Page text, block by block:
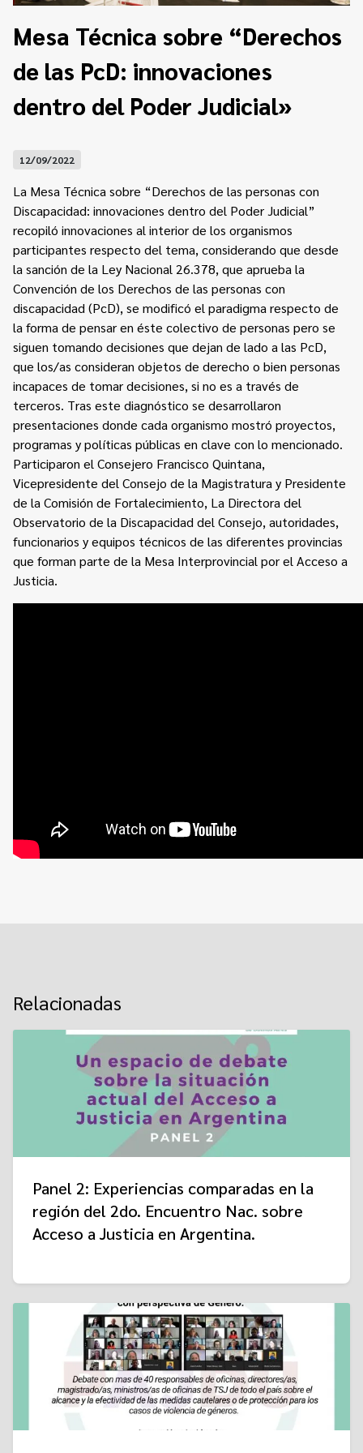
Convenios
Concursos
Acceso a la información Pública
Tenés Derechos
Plan de Gobierno Abierto en la Justicia
Recursos y Acceso a la Justicia
Repositorio de Datos Abiertos
Programa Educación en Derechos Humanos
Cuento con Derechos
Transparencia
Contacto
Mesa Técnica sobre “Derechos
de las PcD: innovaciones
dentro del Poder Judicial»
12/09/2022
La Mesa Técnica sobre “Derechos de las personas con
Discapacidad: innovaciones dentro del Poder Judicial”
recopiló innovaciones al interior de los organismos
participantes respecto del tema, considerando que desde
la sanción de la Ley Nacional 26.378, que aprueba la
Convención de los Derechos de las personas con
discapacidad (PcD), se modificó el paradigma respecto de
la forma de pensar en éste colectivo de personas pero se
siguen tomando decisiones que dejan de lado a las PcD,
que los/as consideran objetos de derecho o bien personas
incapaces de tomar decisiones, si no es a través de
terceros. Tras este diagnóstico se desarrollaron
presentaciones donde cada organismo mostró proyectos,
programas y políticas públicas en clave con lo mencionado.
Participaron el Consejero Francisco Quintana,
Vicepresidente del Consejo de la Magistratura y Presidente
de la Comisión de Fortalecimiento, La Directora del
Observatorio de la Discapacidad del Consejo, autoridades,
funcionarios y equipos técnicos de las diferentes provincias
que forman parte de la Mesa Interprovincial por el Acceso a
Justicia.
Relacionadas
Panel 2: Experiencias comparadas en la
región del 2do. Encuentro Nac. sobre
Acceso a Justicia en Argentina.